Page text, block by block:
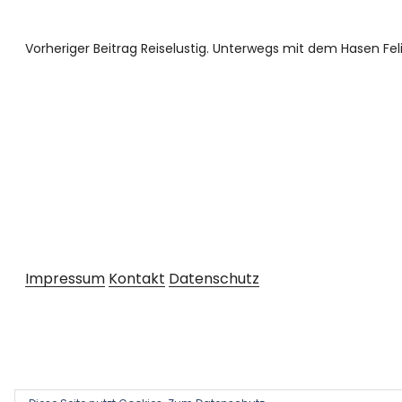
Vorheriger Beitrag Reiselustig. Unterwegs mit dem Hasen
Impressum Kontakt Datenschutz